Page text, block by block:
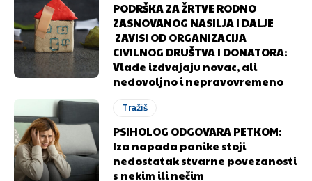
[wpuf_form id=”7463”]
[wpuf_form id=”7463”]
PODRŠKA ZA ŽRTVE RODNO
ZASNOVANOG NASILJA I DALJE
ZAVISI OD ORGANIZACIJA
CIVILNOG DRUŠTVA I DONATORA:
Vlade izdvajaju novac, ali
nedovoljno i nepravovremeno
Tražiš
PSIHOLOG ODGOVARA PETKOM:
Iza napada panike stoji
nedostatak stvarne povezanosti
s nekim ili nečim